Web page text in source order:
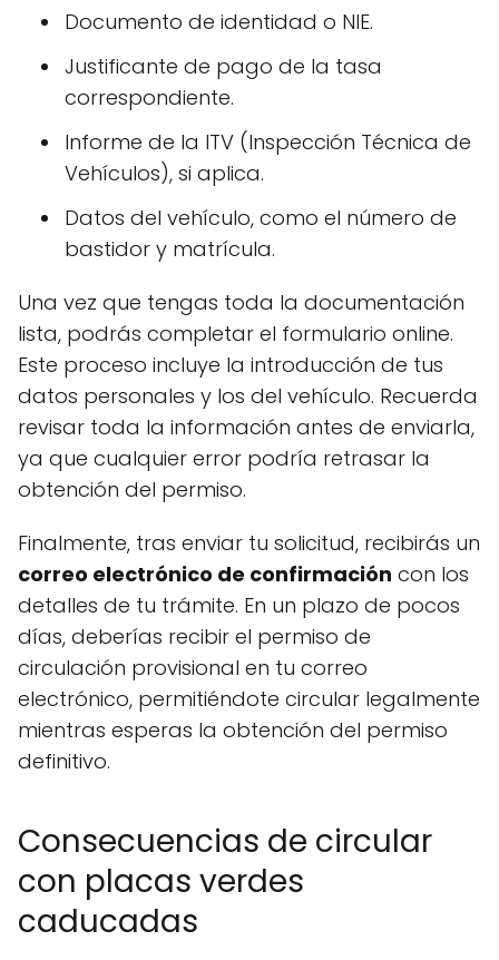
Documento de identidad o NIE.
Justificante de pago de la tasa
correspondiente.
Informe de la ITV (Inspección Técnica de
Vehículos), si aplica.
Datos del vehículo, como el número de
bastidor y matrícula.
Una vez que tengas toda la documentación
lista, podrás completar el formulario online.
Este proceso incluye la introducción de tus
datos personales y los del vehículo. Recuerda
revisar toda la información antes de enviarla,
ya que cualquier error podría retrasar la
obtención del permiso.
Finalmente, tras enviar tu solicitud, recibirás un
correo electrónico de confirmación con los
detalles de tu trámite. En un plazo de pocos
días, deberías recibir el permiso de
circulación provisional en tu correo
electrónico, permitiéndote circular legalmente
mientras esperas la obtención del permiso
definitivo.
Consecuencias de circular
con placas verdes
caducadas